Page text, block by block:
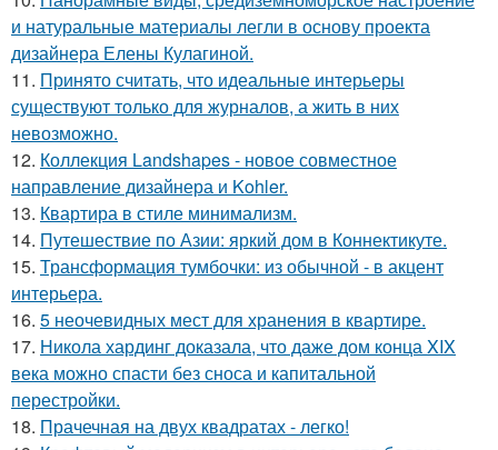
и натуральные материалы легли в основу проекта
дизайнера Елены Кулагиной.
11. Принято считать, что идеальные интерьеры
существуют только для журналов, а жить в них
невозможно.
12. Коллекция Landshapes - новое совместное
направление дизайнера и Kohler.
13. Квартира в стиле минимализм.
14. Путешествие по Азии: яркий дом в Коннектикуте.
15. Трансформация тумбочки: из обычной - в акцент
интерьера.
16. 5 неочевидных мест для хранения в квартире.
17. Никола хардинг доказала, что даже дом конца XIX
века можно спасти без сноса и капитальной
перестройки.
18. Прачечная на двух квадратах - легко!